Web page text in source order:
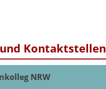
Kontaktstellen
NRW